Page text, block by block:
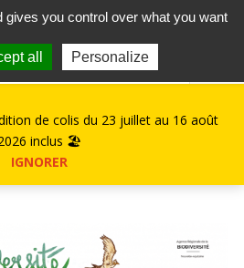
de colis du 23 juillet au 16 août
inclus 🏖️
IGNORER
you control over what you want
all
Personalize